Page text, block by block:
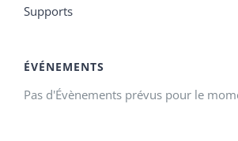
Supports
ÉVÉNEMENTS
Pas d'Évènements prévus pour le